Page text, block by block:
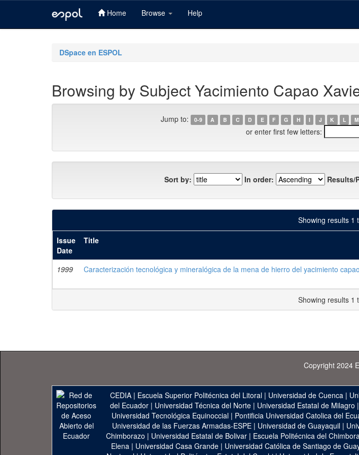
Home Browse Help
DSpace en ESPOL
Browsing by Subject Yacimiento Capao
Jump to: 0-9 A B C D E F G H I J K L M
or enter first few letters:
Sort by: In order: Results/
Showing results 1
Issue
Date
Title
1999 Caracterización tecnológica y mineralógica de la mena de hierro del yacimiento
Showing results 1
Copyright 2024
CEDIA | Escuela Superior Politécnica del Litoral | Universidad de Cuenca |
del Ecuador| Universidad Técnica del Norte| Universidad Estatal de Milagro |
Universidad Tecnológica Equinoccial| Pontificia Universidad Catolica del
Universidad de las Fuerzas Armadas-ESPE | Universidad de Guayaquil |
Chimborazo | Universidad Estatal de Bolivar| Escuela Politécnica del
Elena | Universidad Casa Grande | Universidad Católica de Santiago de